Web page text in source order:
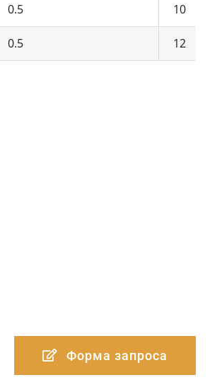
0.5 10
0.5 12
Форма запроса